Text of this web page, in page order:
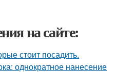
на сайте:
стоит посадить.
однократное нанесение